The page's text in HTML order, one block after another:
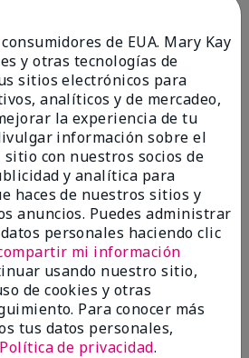
Mary Kay® CC Cream
SPF 15*
the cc cream for 8 years now. I
not cakey it's not heavy and it
get compliments all the time.
de EUA. Mary Kay
y otras tecnologías de
sitios electrónicos para
analíticos y de mercadeo,
la experiencia de tu
información sobre el
sitio con nuestros socios de
y analítica para
haces de nuestros sitios y
anuncios. Puedes administrar
personales haciendo clic
mi información
usando nuestro sitio,
de cookies y otras
Para conocer más
tus datos personales,
Política de privacidad.